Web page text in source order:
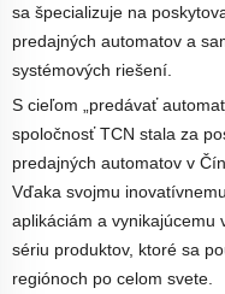
sa špecializuje na
predajných automatov a
systémových riešení.
S cieľom „predávať
spoločnosť TCN stala za
predajných automatov v
Vďaka svojmu
aplikáciám a vynikajúcemu
sériu produktov, ktoré sa
regiónoch po celom svete.